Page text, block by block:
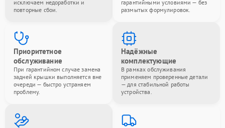
исключаем недоработки и
повторные сбои.
гарантийными условиями — без
размытых формулировок.
Приоритетное
обслуживание
При гарантийном случае замена
задней крышки выполняется вне
очереди — быстро устраняем
проблему.
Надёжные
комплектующие
В рамках обслуживания
применяем проверенные детали
— для стабильной работы
устройства.